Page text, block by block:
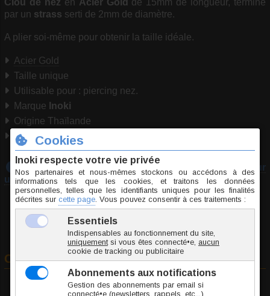
par un strass serti de 2mm de diamètre.
A plier soi-même pour obtenir la taille idéale.
Acier Gold
Taille unique
Utilisable pour : piercing nez.
Marque Inoki
Origine Thaïlande
Conformité RSGP
Téléchargez notre guide :
Prendre les mesures pour
un piercing
Commander
A Jonc / Tige